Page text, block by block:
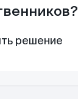
решение